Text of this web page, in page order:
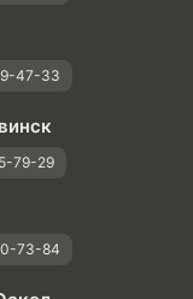
47-33
79-29
73-84